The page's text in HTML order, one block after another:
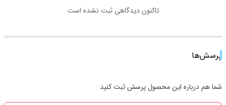
تاکنون دیدگاهی ثبت نشده است
پرسش‌ها
شما هم درباره این محصول پرسش ثبت کنید